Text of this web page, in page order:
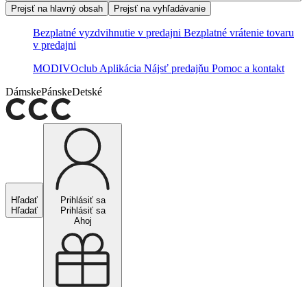
Prejsť na hlavný obsah
Prejsť na vyhľadávanie
Bezplatné vyzdvihnutie v predajni Bezplatné vrátenie tovaru
v predajni
MODIVOclub Aplikácia Nájsť predajňu Pomoc a kontakt
DámskePánskeDetské
Hľadať
Hľadať
Prihlásiť sa
Prihlásiť sa
Ahoj